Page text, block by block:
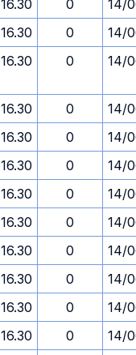
16.30 0
14/
16.30 0
14/
16.30 0 14/
16.30 0
14/
16.30 0
14/
16.30 0
14/
16.30 0
14/
16.30 0
14/
16.30 0
14/
16.30 0
14/
16.30 0
14/
16.30 0
14/